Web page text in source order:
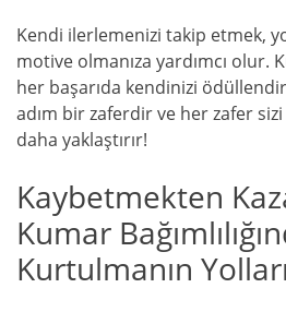
Kendi ilerlemenizi takip etmek,
motive olmanıza yardımcı olur.
her başarıda kendinizi
adım bir zaferdir ve her zafer
daha yaklaştırır!
Kaybetmekten
Kumar
Kurtulmanın Yolları